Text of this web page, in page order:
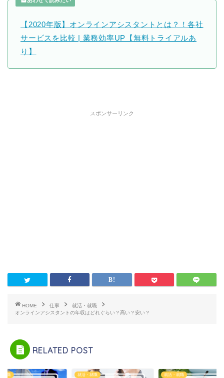
【2020年版】オンラインアシスタントとは？！各社
サービスを比較 | 業務効率UP【無料トライアルあ
り】
スポンサーリンク
HOME 仕事
就活・就職
オンラインアシスタントの年収はどれぐらい？高い？安い？
RELATED POST
就職 就活・就職 就活・就職